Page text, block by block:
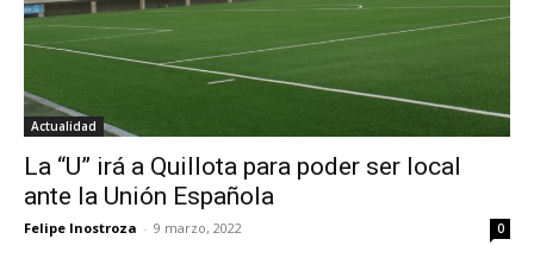
Actualidad
La “U” irá a Quillota para poder ser local
ante la Unión Española
Felipe Inostroza - 9 marzo, 2022 0